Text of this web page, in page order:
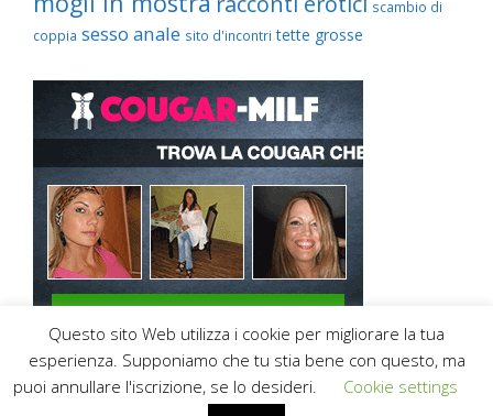
scambio di
coppia sesso anale sito d'incontri tette grosse
Questo sito Web utilizza i cookie per migliorare la tua
esperienza. Supponiamo che tu stia bene con questo, ma
puoi annullare l'iscrizione, se lo desideri.
Cookie settings